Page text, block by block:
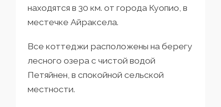
находятся в 30 км. от города Куопио, в
местечке Айраксела.
Все коттеджи расположены на берегу
лесного озера с чистой водой
Петяйнен, в спокойной сельской
местности.